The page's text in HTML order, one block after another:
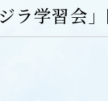
ラ学習会